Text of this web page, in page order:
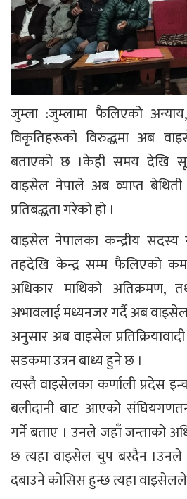
जुम्ला :जुम्लामा फैलिएको अन्याय,
विकृतिहरूको विरुद्धमा अब
बताएको छ ।केही समय देखि
वाइसेल नेपाले अब व्याप्त
प्रतिबद्धता गरेको हो ।
वाइसेल नेपालका कन्द्रीय सदस्य
तहदेखि केन्द्र सम्म फैलिएको
अधिकार माथिको अतिक्रमण,
अभावलाई मध्यनजर गर्दै अब
अनुसार अब वाइसेल
सडकमा उत्रन बाध्य हुने छ ।
त्यस्तै वाइसेलका कर्णाली प्रदेस
बलीदानी बाट आएको
गर्ने बताए । उनले जहाँ जन्ताको
छ त्यहा वाइसेल चुप बस्दैन ।उनले
दबाउने कोसिस हुन्छ त्यहा